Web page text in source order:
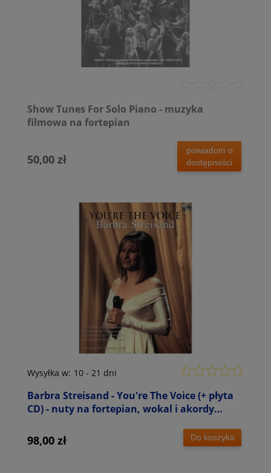
Show Tunes For Solo Piano - muzyka
filmowa na fortepian
50,00 zł
powiadom o
dostępności
Barbra Streisand - You're The Voice (+ płyta
CD) - nuty na fortepian, wokal i akordy
Wysyłka w: 10 - 21 dni
98,00 zł Do koszyka